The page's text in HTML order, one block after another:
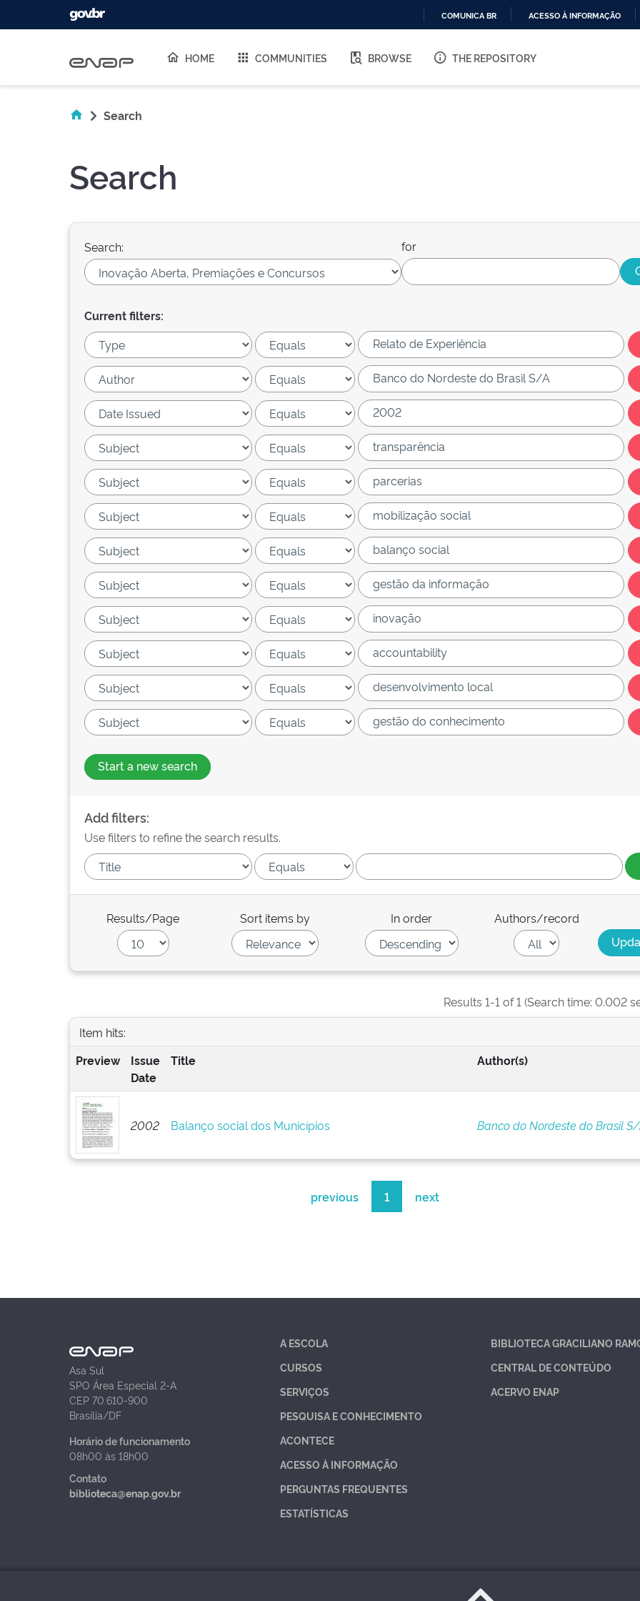
O
COMUNICA BR ACESSO À INFORMAÇÃO
HOME COMMUNITIES BROWSE THE REPOSITORY
Search
Search
Search: for
Current filters:
Start a new search
Add filters:
Use filters to refine the search results.
Results/Page Sort items by In order Authors/record
Results 1-1 of 1 (Search time: 0.002
Item hits:
Preview
Issue
Date
Title Author(s)
2002 Balanço social dos Municípios Banco do Nordeste do Brasil
previous 1 next
Asa Sul
SPO Área Especial 2-A
CEP 70.610-900
Brasília/DF
Horário de funcionamento
08h00 às 18h00
Contato
biblioteca@enap.gov.br
A ESCOLA
CURSOS
SERVIÇOS
PESQUISA E CONHECIMENTO
ACONTECE
ACESSO À INFORMAÇÃO
PERGUNTAS FREQUENTES
ESTATÍSTICAS
BIBLIOTECA GRACILIANO
CENTRAL DE CONTEÚDO
ACERVO ENAP